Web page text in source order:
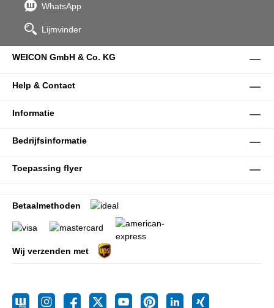
WhatsApp
Lijmvinder
WEICON GmbH & Co. KG
Help & Contact
Informatie
Bedrijfsinformatie
Toepassing flyer
Betaalmethoden
Wij verzenden met